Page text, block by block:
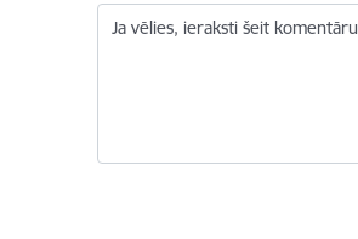
Ja vēlies, ieraksti šeit komentāru